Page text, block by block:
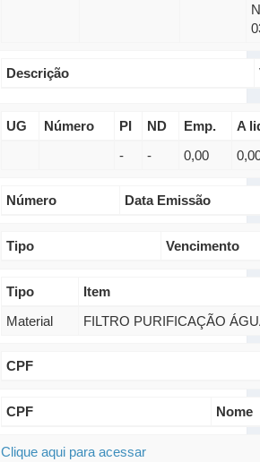
Descrição
UG Número PI ND Emp.
A
-
- 0,00
Número Data Emissão
Tipo Vencimento
Tipo
Item
Material
FILTRO PURIFICAÇÃO
CPF
CPF Nome
Clique aqui para acessar